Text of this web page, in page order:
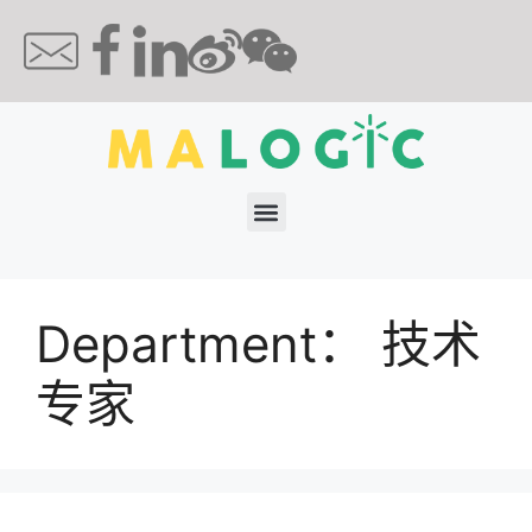
Department： 技术
专家